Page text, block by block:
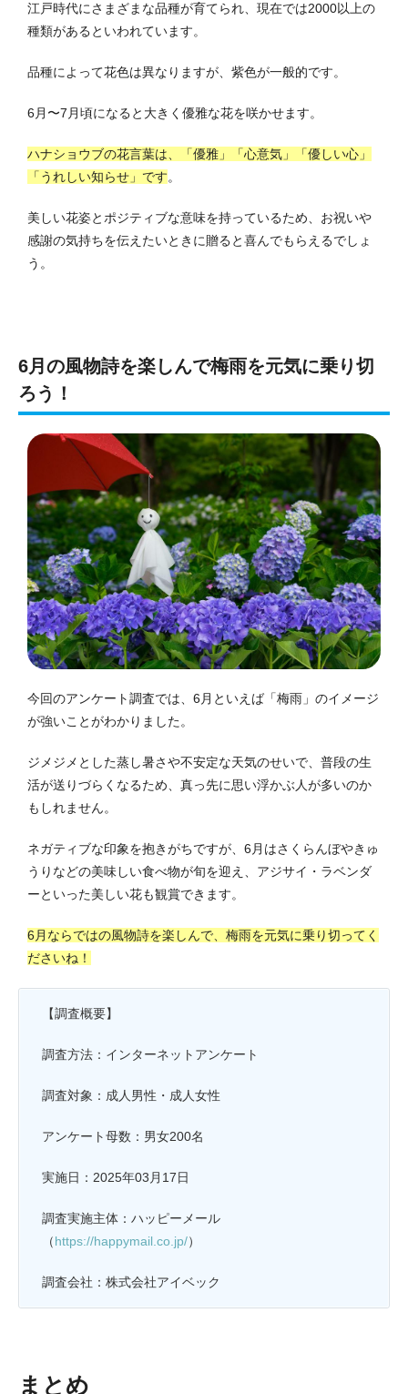
江戸時代にさまざまな品種が育てられ、現在では2000以上の
種類があるといわれています。
品種によって花色は異なりますが、紫色が一般的です。
6月〜7月頃になると大きく優雅な花を咲かせます。
ハナショウブの花言葉は、「優雅」「心意気」「優しい心」
「うれしい知らせ」です。
美しい花姿とポジティブな意味を持っているため、お祝いや
感謝の気持ちを伝えたいときに贈ると喜んでもらえるでしょ
う。
6月の風物詩を楽しんで梅雨を元気に乗り切
ろう！
今回のアンケート調査では、6月といえば「梅雨」のイメージ
が強いことがわかりました。
ジメジメとした蒸し暑さや不安定な天気のせいで、普段の生
活が送りづらくなるため、真っ先に思い浮かぶ人が多いのか
もしれません。
ネガティブな印象を抱きがちですが、6月はさくらんぼやきゅ
うりなどの美味しい食べ物が旬を迎え、アジサイ・ラベンダ
ーといった美しい花も観賞できます。
6月ならではの風物詩を楽しんで、梅雨を元気に乗り切ってく
ださいね！
【調査概要】
調査方法：インターネットアンケート
調査対象：成人男性・成人女性
アンケート母数：男女200名
実施日：2025年03月17日
調査実施主体：ハッピーメール
（https://happymail.co.jp/）
調査会社：株式会社アイベック
まとめ